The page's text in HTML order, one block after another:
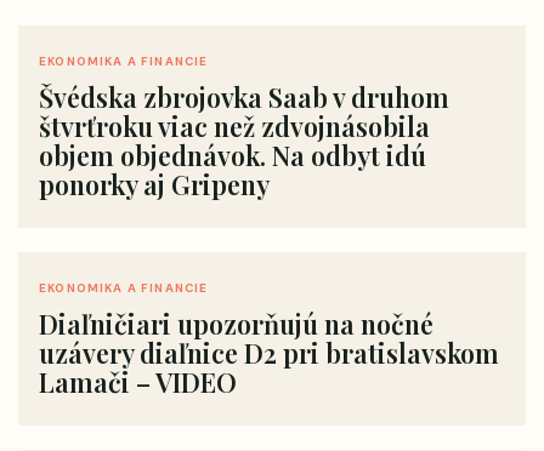
EKONOMIKA A FINANCIE
Švédska zbrojovka Saab v druhom
štvrťroku viac než zdvojnásobila
objem objednávok. Na odbyt idú
ponorky aj Gripeny
EKONOMIKA A FINANCIE
Diaľničiari upozorňujú na nočné
uzávery diaľnice D2 pri bratislavskom
Lamači – VIDEO